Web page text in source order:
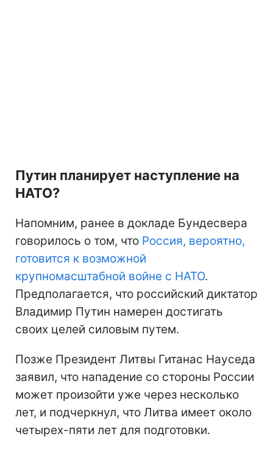
Путин планирует наступление на
НАТО?
Напомним, ранее в докладе Бундесвера
говорилось о том, что Россия, вероятно,
готовится к возможной
крупномасштабной войне с НАТО.
Предполагается, что российский диктатор
Владимир Путин намерен достигать
своих целей силовым путем.
Позже Президент Литвы Гитанас Науседа
заявил, что нападение со стороны России
может произойти уже через несколько
лет, и подчеркнул, что Литва имеет около
четырех-пяти лет для подготовки.